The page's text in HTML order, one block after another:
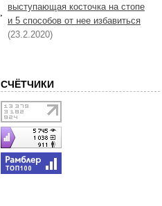
выступающая косточка на стопе
и 5 способов от нее избавиться
(23.2.2020)
СЧЁТЧИКИ